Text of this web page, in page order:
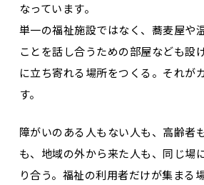
なっています。
単一の福祉施設ではなく、蕎麦屋や
ことを話し合うための部屋なども設
に立ち寄れる場所をつくる。それが
す。
障がいのある人もない人も、高齢者
も、地域の外から来た人も、同じ場
り合う。福祉の利用者だけが集まる